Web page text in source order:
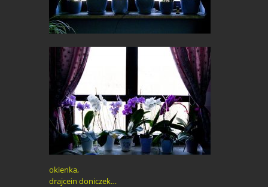
okienka,
drajcein doniczek…